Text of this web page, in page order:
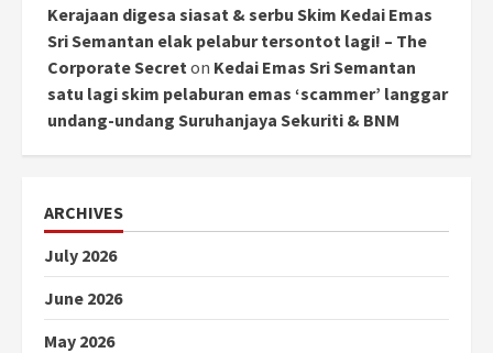
Kerajaan digesa siasat & serbu Skim Kedai Emas
Sri Semantan elak pelabur tersontot lagi! – The
Corporate Secret on Kedai Emas Sri Semantan
satu lagi skim pelaburan emas ‘scammer’ langgar
undang-undang Suruhanjaya Sekuriti & BNM
ARCHIVES
July 2026
June 2026
May 2026